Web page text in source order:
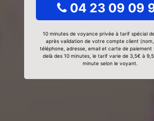
04 23 09 09
10 minutes de voyance privée à tarif spécial de
après validation de votre compte client (nom,
téléphone, adresse, email et carte de paiement
delà des 10 minutes, le tarif varie de 3,5€ à
minute selon le voyant.